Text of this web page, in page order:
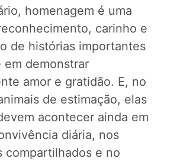
homenagem é uma
carinho e
de histórias importantes
em demonstrar
amor e gratidão. E, no
de estimação, elas
acontecer ainda em
diária, nos
compartilhados e no